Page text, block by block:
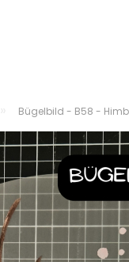
Bügelbild - B58 -